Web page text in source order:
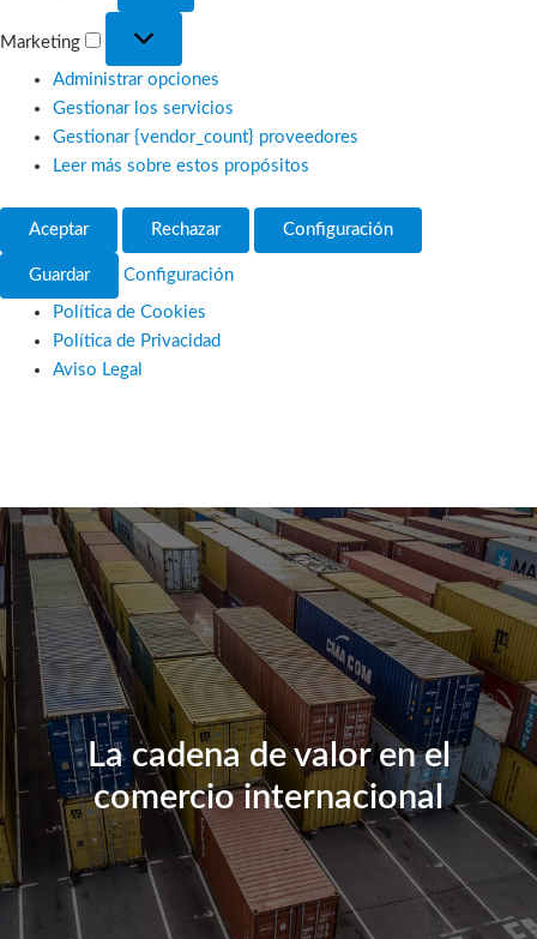
Marketing
Administrar opciones
Gestionar los servicios
Gestionar {vendor_count} proveedores
Leer más sobre estos propósitos
Aceptar Rechazar Configuración
Guardar Configuración
Política de Cookies
Política de Privacidad
Aviso Legal
La cadena de valor en el
comercio internacional